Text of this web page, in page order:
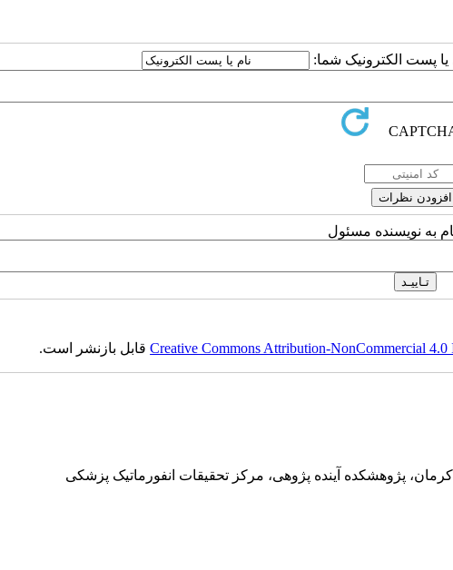
یا پست الکترونیک شما:
به نویسنده مسئول
Creative Commons Attribution-NonCommercial 4.0قابل بازنشر است.
پژوهشکده آینده پژوهی، مرکز تحقیقات انفورماتیک پزشکی